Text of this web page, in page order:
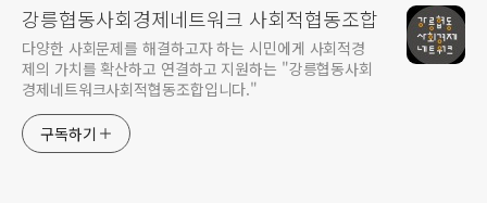
강릉협동사회경제네트워크 사회적협동조합
다양한 사회문제를 해결하고자 하는 시민에게 사회적경
제의 가치를 확산하고 연결하고 지원하는 "강릉협동사회
경제네트워크사회적협동조합입니다."
구독하기